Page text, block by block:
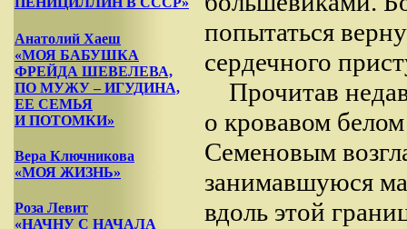
Анатолий Хаеш
«МОЯ БАБУШКА
ФРЕЙДА ШЕВЕЛЕВА,
ПО МУЖУ – ИГУДИНА,
ЕЕ СЕМЬЯ
И ПОТОМКИ»
Вера Ключникова
«МОЯ ЖИЗНЬ»
Роза Левит
«НАЧНУ С НАЧАЛА
попытаться
сердечного
Прочитав
о кровавом
Семеновым
занимавшуюся
вдоль этой